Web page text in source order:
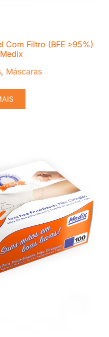
Com Filtro (BFE ≥95%)
, Máscaras